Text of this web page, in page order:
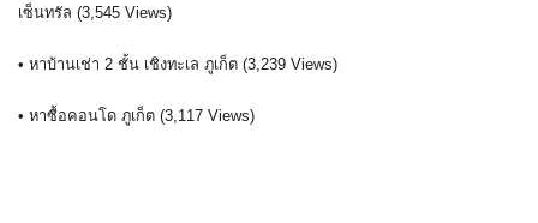
เซ็นทรัล (3,545 Views)
• หาบ้านเช่า 2 ชั้น เชิงทะเล ภูเก็ต (3,239 Views)
• หาซื้อคอนโด ภูเก็ต (3,117 Views)